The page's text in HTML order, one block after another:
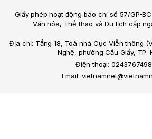
Giấy phép hoạt động báo chí số 57/GP-
Văn hóa, Thể thao và Du lịch cấp
Địa chỉ: Tầng 18, Toà nhà Cục Viễn thông
Nghệ, phường Cầu Giấy, TP.
Điện thoại:
Email: